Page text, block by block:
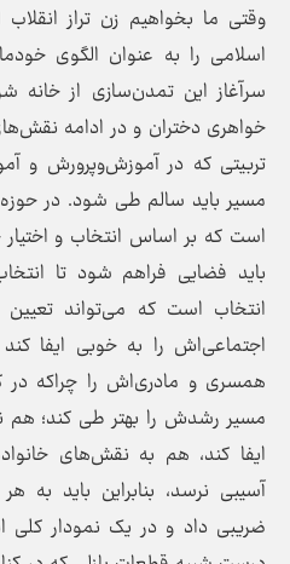
وقتی ما بخواهیم زن تراز
اسلامی را به عنوان الگوی
سرآغاز این تمدن‌سازی از
خواهری دختران و در ادامه
تربیتی که در آموزش‌وپرورش و
مسیر باید سالم طی شود. در
است که بر اساس انتخاب و
باید فضایی فراهم شود تا
انتخاب است که می‌تواند
اجتماعی‌اش را به خوبی ایفا
همسری و مادری‌اش را چراکه
مسیر رشدش را بهتر طی کند؛ هم
ایفا کند، هم به نقش‌های
آسیبی نرسد، بنابراین باید
ضریبی داد و در یک نمودار کلی